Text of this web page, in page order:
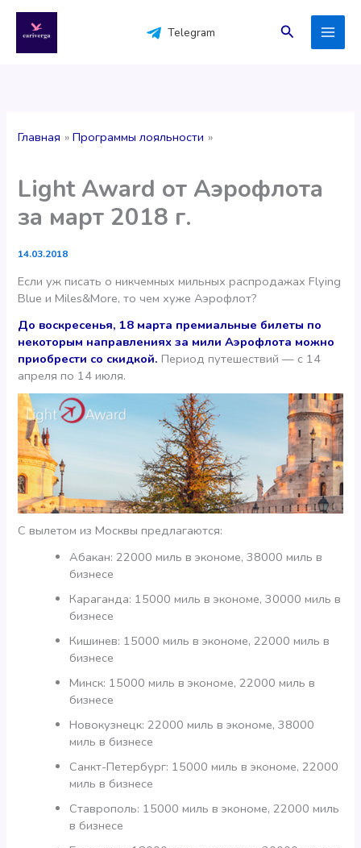
содержимому
Telegram Поиск
Главная Программы лояльности
Light Award от Аэрофлота
за март 2018 г.
14.03.2018
Если уж писать о никчемных мильных распродажах Flying
Blue и Miles&More, то чем хуже Аэрофлот?
До воскресенья, 18 марта премиальные билеты по
некоторым направлениях за мили Аэрофлота можно
приобрести со скидкой. Период путешествий — с 14
апреля по 14 июля.
С вылетом из Москвы предлагаются:
Абакан: 22000 миль в экономе, 38000 миль в
бизнесе
Караганда: 15000 миль в экономе, 30000 миль в
бизнесе
Кишинев: 15000 миль в экономе, 22000 миль в
бизнесе
Минск: 15000 миль в экономе, 22000 миль в
бизнесе
Новокузнецк: 22000 миль в экономе, 38000
миль в бизнесе
Санкт-Петербург: 15000 миль в экономе, 22000
миль в бизнесе
Ставрополь: 15000 миль в экономе, 22000 миль
в бизнесе